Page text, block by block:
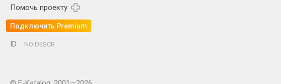
Помочь проекту
Подключить Premium
ID NO DESCR